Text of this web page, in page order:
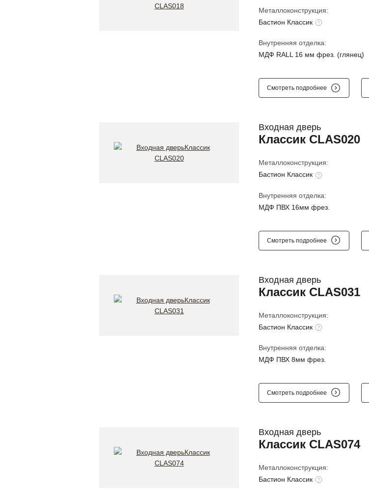
Металлоконструкция:
Бастион Классик
Внутренняя отделка:
МДФ RALL 16 мм фрез. (глянец)
Смотреть подробнее
Входная дверь
Классик CLAS020
Металлоконструкция:
Бастион Классик
Внутренняя отделка:
МДФ ПВХ 16мм фрез.
Смотреть подробнее
Входная дверь
Классик CLAS031
Металлоконструкция:
Бастион Классик
Внутренняя отделка:
МДФ ПВХ 8мм фрез.
Смотреть подробнее
Входная дверь
Классик CLAS074
Металлоконструкция:
Бастион Классик